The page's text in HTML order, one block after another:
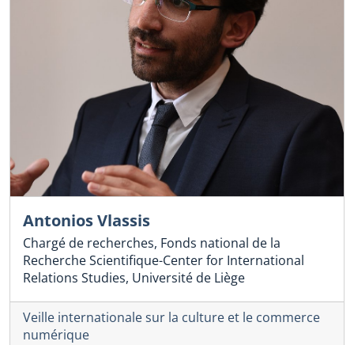
Antonios Vlassis
Chargé de recherches, Fonds national de la
Recherche Scientifique-Center for International
Relations Studies, Université de Liège
Veille internationale sur la culture et le commerce
numérique